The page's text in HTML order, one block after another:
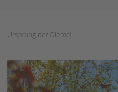
Ursprung der Diemel